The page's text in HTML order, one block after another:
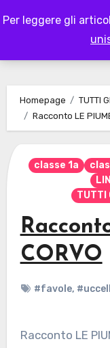
Per leggere gli
to
Homepage
TUTTI
Racconto LE
classe 1a
TUTTI
CORVO
#favole,
Racconto LE PIUME DEL CORVO per bambini della